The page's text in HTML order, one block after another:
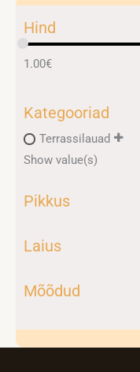
Hind
1.00€
Kategooriad
Terrassilauad
Show value(s)
Pikkus
Laius
Mõõdud